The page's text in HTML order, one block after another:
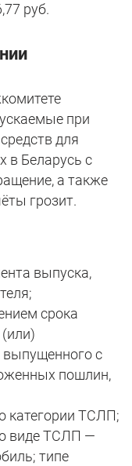
руб.
при
для
в Беларусь с
а также
грозит.
выпуска,
срока
с
пошлин,
категории ТСЛП;
о виде ТСЛП —
типе